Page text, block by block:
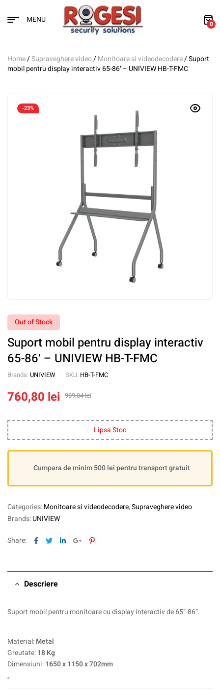
MENU 0
Home/Supraveghere video/Monitoare si videodecodere/ Suport
mobil pentru display interactiv 65-86′ – UNIVIEW HB-T-FMC
-23%
Out of Stock
Suport mobil pentru display interactiv
65-86′ – UNIVIEW HB-T-FMC
Brands: UNIVIEW SKU: HB-T-FMC
989,04lei
760,80 lei
Lipsa Stoc
Cumpara de minim 500 lei pentru transport gratuit
Categories:Monitoare si videodecodere,Supraveghere video
Brands:UNIVIEW
Share: Facebook
TwitterLinkedinGoogle+Pinterest
Descriere
Suport mobil pentru monitoare cu display interactiv de 65”-86”.
Material:Metal
Greutate:18 Kg
Dimensiuni:1650 x 1150 x 702mm
„